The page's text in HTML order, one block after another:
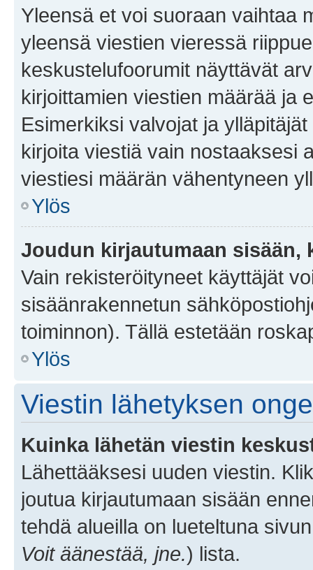
Yleensä et voi suoraan vaihtaa
yleensä viestien vieressä
keskustelufoorumit näyttävät
kirjoittamien viestien määrää ja
Esimerkiksi valvojat ja
kirjoita viestiä vain nostaaksesi
viestiesi määrän vähentyneen
Ylös
Joudun kirjautumaan sisään,
Vain rekisteröityneet käyttäjät
sisäänrakennetun
toiminnon). Tällä estetään
Ylös
Viestin lähetyksen
Kuinka lähetän viestin
Lähettääksesi uuden viestin.
joutua kirjautumaan sisään
tehdä alueilla on lueteltuna
Voit äänestää, jne.) lista.